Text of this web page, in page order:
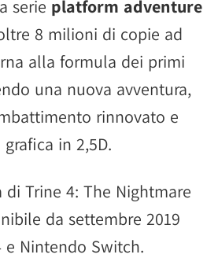
serie platform adventure
8 milioni di copie ad
alla formula dei primi
una nuova avventura,
rinnovato e
in 2,5D.
di Trine 4: The Nightmare
da settembre 2019
e Nintendo Switch.